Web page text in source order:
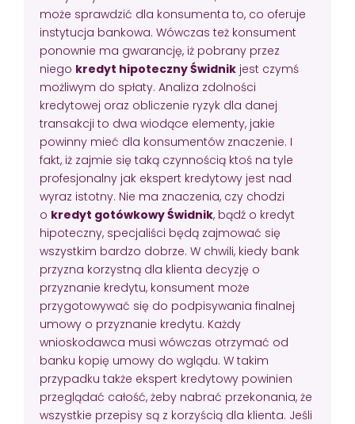
może sprawdzić dla konsumenta to, co oferuje
instytucja bankowa. Wówczas też konsument
ponownie ma gwarancję, iż pobrany przez
niego kredyt hipoteczny Świdnik jest czymś
możliwym do spłaty. Analiza zdolności
kredytowej oraz obliczenie ryzyk dla danej
transakcji to dwa wiodące elementy, jakie
powinny mieć dla konsumentów znaczenie. I
fakt, iż zajmie się taką czynnością ktoś na tyle
profesjonalny jak ekspert kredytowy jest nad
wyraz istotny. Nie ma znaczenia, czy chodzi
o kredyt gotówkowy Świdnik, bądź o kredyt
hipoteczny, specjaliści będą zajmować się
wszystkim bardzo dobrze. W chwili, kiedy bank
przyzna korzystną dla klienta decyzję o
przyznanie kredytu, konsument może
przygotowywać się do podpisywania finalnej
umowy o przyznanie kredytu. Każdy
wnioskodawca musi wówczas otrzymać od
banku kopię umowy do wglądu. W takim
przypadku także ekspert kredytowy powinien
przeglądać całość, żeby nabrać przekonania, że
wszystkie przepisy są z korzyścią dla klienta. Jeśli